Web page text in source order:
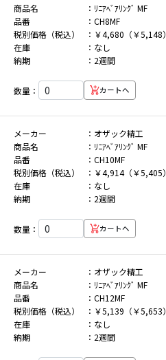
商品名
ﾘﾆｱﾍﾞｱﾘﾝｸﾞ MF
品番
CH8MF
税別価格（税込）
￥4,680（￥5,148）
在庫
なし
納期
2週間
数量： カートへ
メーカー
オザック精工
商品名
ﾘﾆｱﾍﾞｱﾘﾝｸﾞ MF
品番
CH10MF
税別価格（税込）
￥4,914（￥5,405）
在庫
なし
納期
2週間
数量： カートへ
メーカー
オザック精工
商品名
ﾘﾆｱﾍﾞｱﾘﾝｸﾞ MF
品番
CH12MF
税別価格（税込）
￥5,139（￥5,653）
在庫
なし
納期
2週間